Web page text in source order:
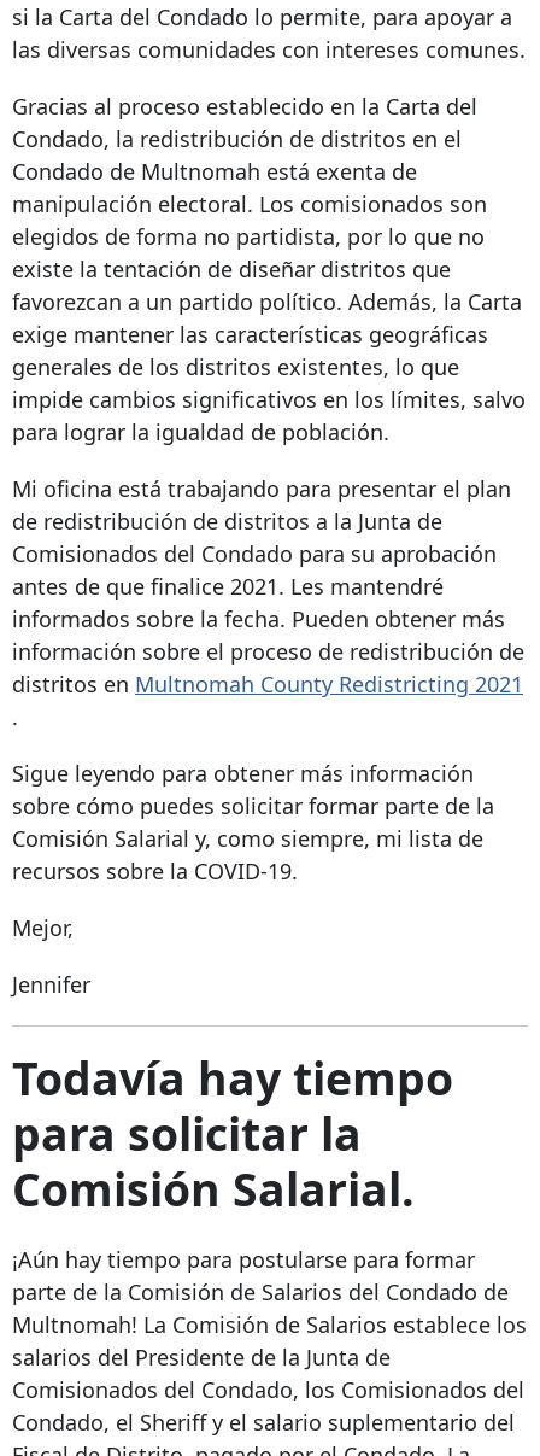
si la Carta del Condado lo permite, para apoyar a
las diversas comunidades con intereses comunes.
Gracias al proceso establecido en la Carta del
Condado, la redistribución de distritos en el
Condado de Multnomah está exenta de
manipulación electoral. Los comisionados son
elegidos de forma no partidista, por lo que no
existe la tentación de diseñar distritos que
favorezcan a un partido político. Además, la Carta
exige mantener las características geográficas
generales de los distritos existentes, lo que
impide cambios significativos en los límites, salvo
para lograr la igualdad de población.
Mi oficina está trabajando para presentar el plan
de redistribución de distritos a la Junta de
Comisionados del Condado para su aprobación
antes de que finalice 2021. Les mantendré
informados sobre la fecha. Pueden obtener más
información sobre el proceso de redistribución de
distritos en Multnomah County Redistricting 2021
.
Sigue leyendo para obtener más información
sobre cómo puedes solicitar formar parte de la
Comisión Salarial y, como siempre, mi lista de
recursos sobre la COVID-19.
Mejor,
Jennifer
Todavía hay tiempo
para solicitar la
Comisión Salarial.
¡Aún hay tiempo para postularse para formar
parte de la Comisión de Salarios del Condado de
Multnomah! La Comisión de Salarios establece los
salarios del Presidente de la Junta de
Comisionados del Condado, los Comisionados del
Condado, el Sheriff y el salario suplementario del